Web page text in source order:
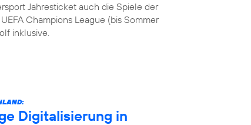
Jahresticket auch die Spiele der
Champions League (bis Sommer
inklusive.
Digitalisierung in